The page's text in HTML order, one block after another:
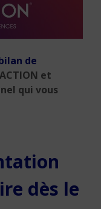
de
et
qui vous
dès le